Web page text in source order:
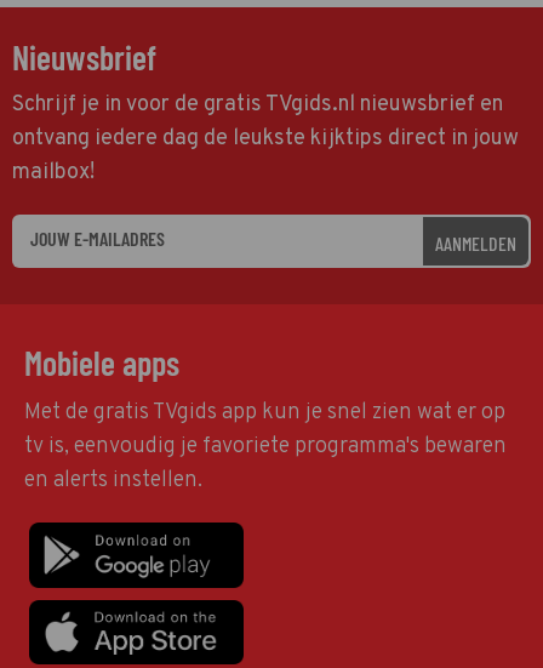
Nieuwsbrief
Schrijf je in voor de gratis TVgids.nl nieuwsbrief en
ontvang iedere dag de leukste kijktips direct in jouw
mailbox!
AANMELDEN
Mobiele apps
Met de gratis TVgids app kun je snel zien wat er op
tv is, eenvoudig je favoriete programma's bewaren
en alerts instellen.